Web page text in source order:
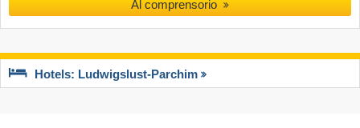
Al comprensorio
Hotels: Ludwigslust-Parchim